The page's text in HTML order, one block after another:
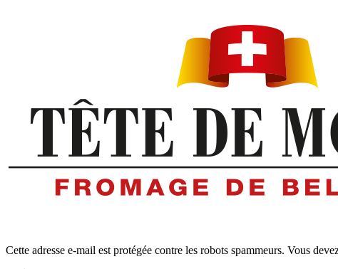
Cette adresse e-mail est protégée contre les robots spammeurs. Vous